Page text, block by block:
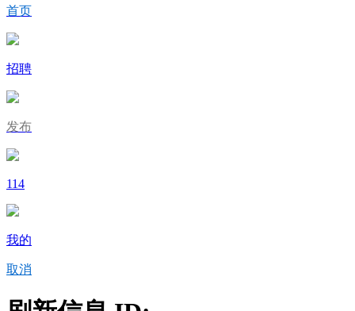
首页
招聘
发布
114
我的
取消